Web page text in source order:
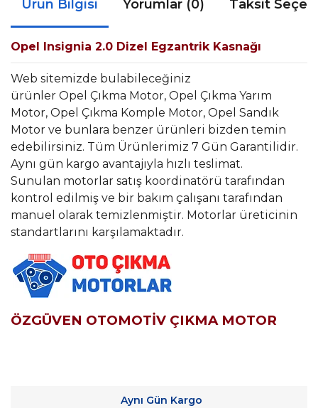
Ürün Bilgisi Yorumlar (0) Taksit
Opel Insignia 2.0 Dizel Egzantrik Kasnağı
Web sitemizde bulabileceğiniz
ürünler Opel Çıkma Motor, Opel Çıkma Yarım
Motor, Opel Çıkma Komple Motor, Opel Sandık
Motor ve bunlara benzer ürünleri bizden temin
edebilirsiniz. Tüm Ürünlerimiz 7 Gün Garantilidir.
Aynı gün kargo avantajıyla hızlı teslimat.
Sunulan motorlar satış koordinatörü tarafından
kontrol edilmiş ve bir bakım çalışanı tarafından
manuel olarak temizlenmiştir. Motorlar üreticinin
standartlarını karşılamaktadır.
ÖZGÜVEN OTOMOTİV ÇIKMA MOTOR
Görüş ve önerileriniz için teşekkür ederiz.
Aynı Gün Kargo